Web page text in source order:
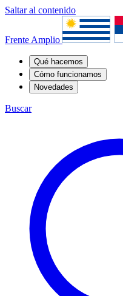
Saltar al contenido
Frente Amplio
Qué hacemos
Cómo funcionamos
Novedades
Buscar